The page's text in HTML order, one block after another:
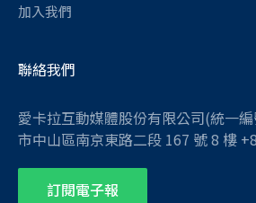
加入我們
聯絡我們
愛卡拉互動媒體股份有限公司(統一
市中山區南京東路二段 167 號 8 樓
訂閱電子報